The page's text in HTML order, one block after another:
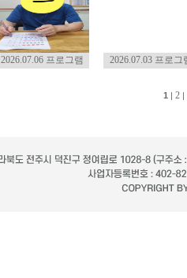
2026.07.06 프로그램 2026.07.03 프로그
1 | 2|